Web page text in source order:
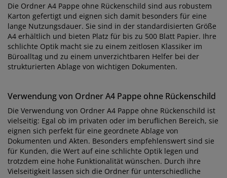
Die Ordner A4 Pappe ohne Rückenschild sind aus robustem
Karton gefertigt und eignen sich damit besonders für eine
lange Nutzungsdauer. Sie sind in der standardisierten Größe
A4 erhältlich und bieten Platz für bis zu 500 Blatt Papier. Ihre
schlichte Optik macht sie zu einem zeitlosen Klassiker im
Büroalltag und zu einem unverzichtbaren Helfer bei der
strukturierten Ablage von wichtigen Dokumenten.
Verwendung von Ordner A4 Pappe ohne Rückenschild
Die Verwendung von Ordner A4 Pappe ohne Rückenschild ist
vielseitig: Egal ob im privaten oder im beruflichen Bereich, sie
eignen sich perfekt für eine geordnete Ablage von
Dokumenten und Akten. Besonders empfehlenswert sind sie
für Kunden, die Wert auf eine schlichte Optik legen und
trotzdem eine hohe Funktionalität wünschen. Durch ihre
Vielseitigkeit lassen sich die Ordner für unterschiedliche